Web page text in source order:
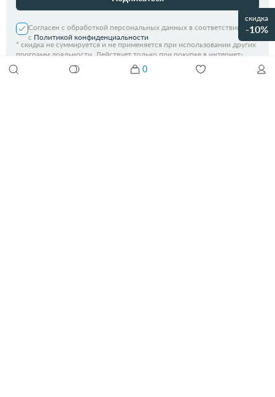
0
Зонт автоматический DOPPLER FIBER MAGIC 7441465T02
Согласен с обработкой персональных данных в соответствии
с Политикой конфиденциальности
* скидка не суммируется и не применяется при использовании других
программ лояльности. Действует только при покупке в интернет-
скидка
-10%